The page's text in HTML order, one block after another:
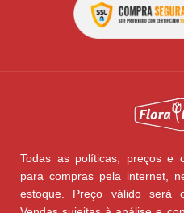
Todas as políticas, preços e
para compras pela internet,
estoque. Preço válido será